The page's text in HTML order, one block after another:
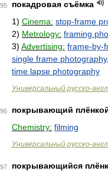
95
покадровая съёмка
1) Cinema: stop-frame
2) Metrology: framing
3) Advertising: frame-by-
single frame photography,
time lapse photography
Универсальный русско-
96
покрывающий
Chemistry: filming
Универсальный русско-
97
покрывающийся